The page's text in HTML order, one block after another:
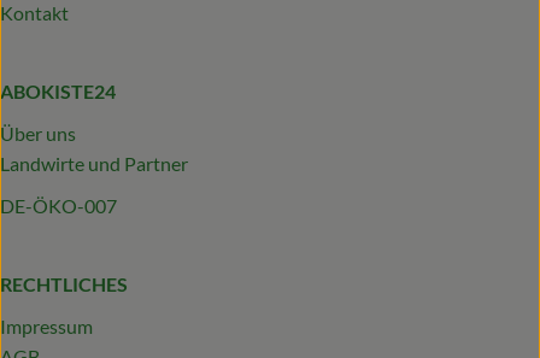
Kontakt
ABOKISTE24
Über uns
Landwirte und Partner
DE-ÖKO-007
RECHTLICHES
Impressum